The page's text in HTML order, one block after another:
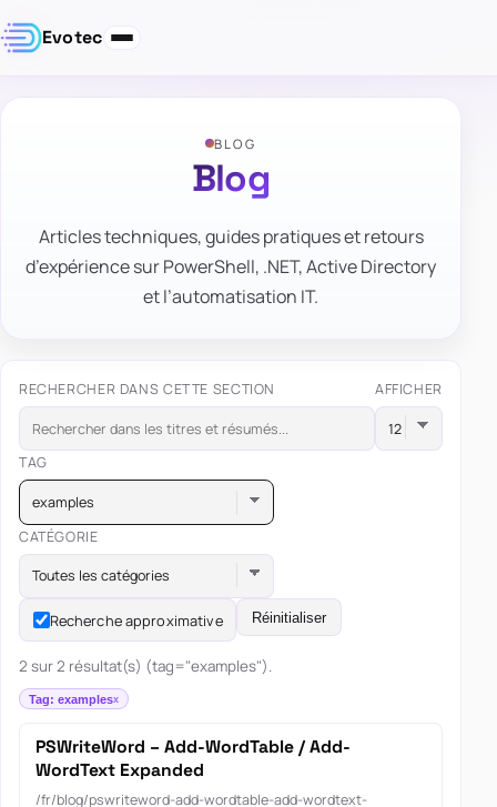
Evotec
BLOG
Blog
Articles techniques, guides pratiques et retours
d’expérience sur PowerShell, .NET, Active Directory
et l’automatisation IT.
RECHERCHER DANS CETTE SECTION AFFICHER
TAG
examples
CATÉGORIE
Toutes les catégories
Recherche approximative Réinitialiser
2 sur 2 résultat(s) (tag="examples").
Tag: examples
PSWriteWord – Add-WordTable / Add-
WordText Expanded
/fr/blog/pswriteword-add-wordtable-add-wordtext-